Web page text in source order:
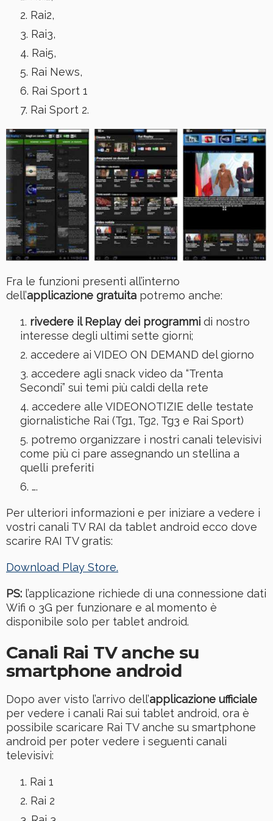
Rai2,
Rai3,
Rai5,
Rai News,
Rai Sport 1
Rai Sport 2.
Fra le funzioni presenti all’interno
dell’applicazione gratuita potremo anche:
rivedere il Replay dei programmidi nostro
interesse degli ultimi sette giorni;
accedere ai VIDEO ON DEMAND del giorno
accedere agli snack video da “Trenta
Secondi” sui temi più caldi della rete
accedere alle VIDEONOTIZIE delle testate
giornalistiche Rai (Tg1, Tg2, Tg3 e Rai Sport)
potremo organizzare i nostri canali televisivi
come più ci pare assegnando un stellina a
quelli preferiti
….
Per ulteriori informazioni e per iniziare a vedere i
vostri canali TV RAI da tablet android ecco dove
scarire RAI TV gratis:
Download Play Store.
PS: l’applicazione richiede di una connessione dati
Wifi o 3G per funzionare e al momento è
disponibile solo per tablet android.
Canali Rai TV anche su
smartphone android
Dopo aver visto l’arrivo dell’applicazione ufficiale
per vedere i canali Rai sui tablet android, ora è
possibile scaricare Rai TV anche su smartphone
android per poter vedere i seguenti canali
televisivi:
Rai 1
Rai 2